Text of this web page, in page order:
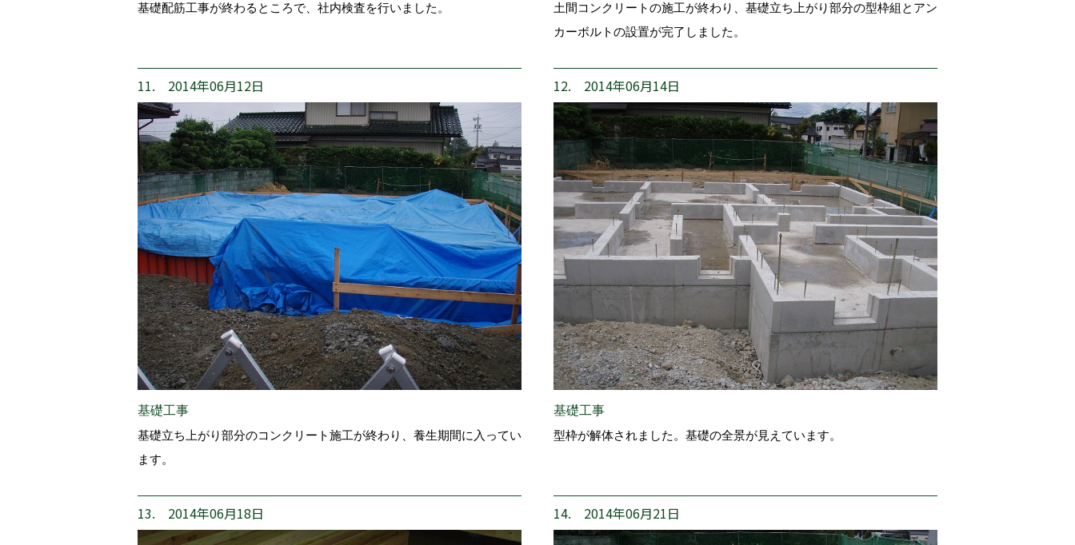
基礎配筋工事が終わるところで、社内検査を行いました。
土間コンクリートの施工が終わり、基礎立ち上がり部分の型枠組とアン
カーボルトの設置が完了しました。
11. 2014年06月12日
基礎工事
基礎立ち上がり部分のコンクリート施工が終わり、養生期間に入ってい
ます。
12. 2014年06月14日
基礎工事
型枠が解体されました。基礎の全景が見えています。
13. 2014年06月18日 14. 2014年06月21日